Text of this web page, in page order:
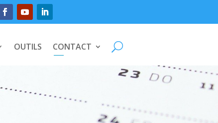
OUTILS CONTACT